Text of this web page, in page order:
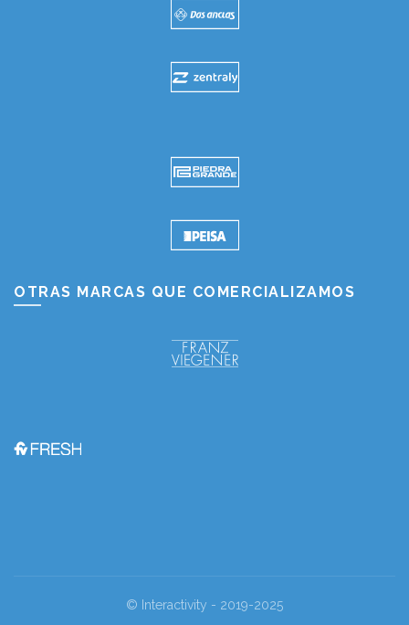
OTRAS MARCAS QUE COMERCIALIZAMOS
© Interactivity - 2019-2025